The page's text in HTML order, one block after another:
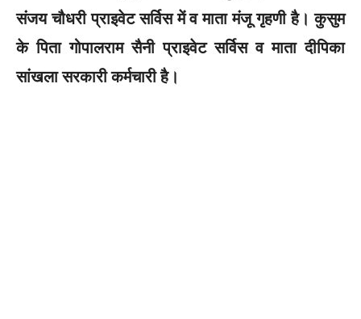
संजय चौधरी प्राइवेट सर्विस में व माता मंजू गृहणी है। कुसुम
के पिता गोपालराम सैनी प्राइवेट सर्विस व माता दीपिका
सांखला सरकारी कर्मचारी है।